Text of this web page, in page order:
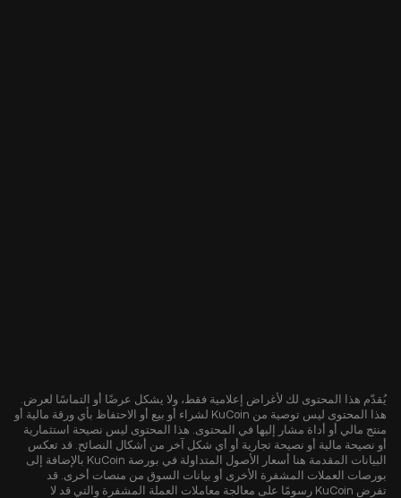
يُقدّم هذا المحتوى لك لأغراض إعلامية فقط، ولا يشكل عرضًا أو التماسًا لعرض.
هذا المحتوى ليس توصية من KuCoin لشراء أو بيع أو الاحتفاظ بأي ورقة مالية أو
منتج مالي أو أداة مشار إليها في المحتوى. هذا المحتوى ليس نصيحة استثمارية
أو نصيحة مالية أو نصيحة تجارية أو أي شكل آخر من أشكال النصائح. قد تعكس
البيانات المقدمة هنا أسعار الأصول المتداولة في بورصة KuCoin بالإضافة إلى
بورصات العملات المشفرة الأخرى أو بيانات السوق من منصات أخرى. قد
تفرض KuCoin رسومًا على معالجة معاملات العملة المشفرة والتي قد لا